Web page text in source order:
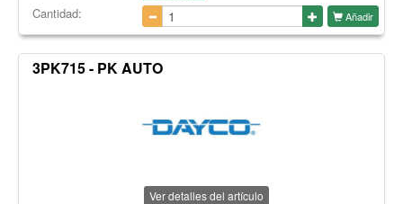
Cantidad: Añadir
3PK715 - PK AUTO
Ver detalles del artículo